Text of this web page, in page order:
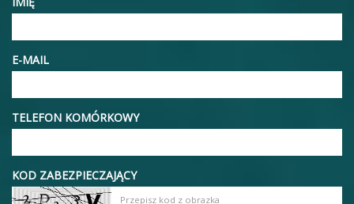
E-MAIL
TELEFON KOMÓRKOWY
KOD ZABEZPIECZAJĄCY